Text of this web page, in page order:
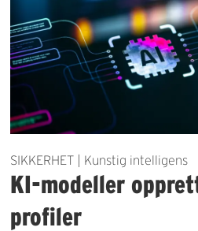
SIKKERHET | Kunstig intelligens
KI-modeller
profiler